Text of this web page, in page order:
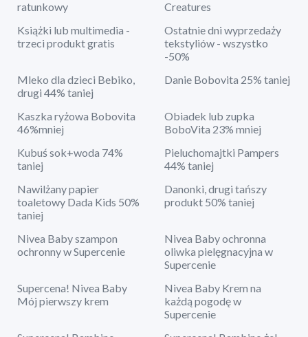
ratunkowy
Creatures
Książki lub multimedia -
trzeci produkt gratis
Ostatnie dni wyprzedaży
tekstyliów - wszystko
-50%
Mleko dla dzieci Bebiko,
drugi 44% taniej
Danie Bobovita 25% taniej
Kaszka ryżowa Bobovita
46%mniej
Obiadek lub zupka
BoboVita 23% mniej
Kubuś sok+woda 74%
taniej
Pieluchomajtki Pampers
44% taniej
Nawilżany papier
toaletowy Dada Kids 50%
taniej
Danonki, drugi tańszy
produkt 50% taniej
Nivea Baby szampon
ochronny w Supercenie
Nivea Baby ochronna
oliwka pielęgnacyjna w
Supercenie
Supercena! Nivea Baby
Mój pierwszy krem
Nivea Baby Krem na
każdą pogodę w
Supercenie